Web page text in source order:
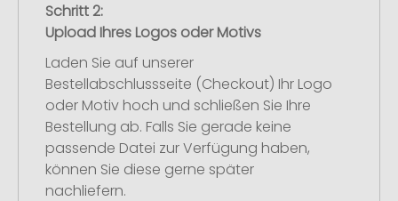
Schritt 2:
Upload Ihres Logos oder Motivs
Laden Sie auf unserer
Bestellabschlussseite (Checkout) Ihr Logo
oder Motiv hoch und schließen Sie Ihre
Bestellung ab. Falls Sie gerade keine
passende Datei zur Verfügung haben,
können Sie diese gerne später
nachliefern.